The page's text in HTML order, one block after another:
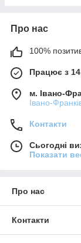
Про нас
100%
Працює з
м. Івано-
Івано-
Контакти
Сьогодні
Показати
Про нас
Контакти